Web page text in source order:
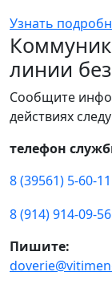
Узнать
линии
Сообщите
действиях
телефон
8 (39561) 5-60-11
8 (914) 914-09-56
Пишите: